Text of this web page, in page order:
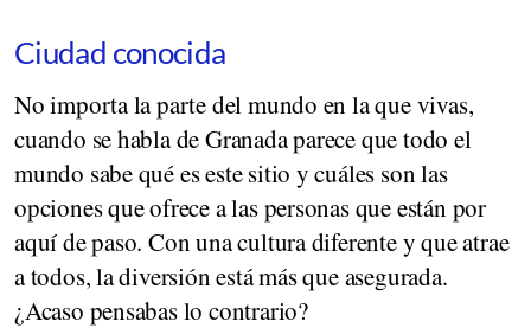
Ciudad conocida
No importa la parte del mundo en la que vivas,
cuando se habla de Granada parece que todo el
mundo sabe qué es este sitio y cuáles son las
opciones que ofrece a las personas que están por
aquí de paso. Con una cultura diferente y que atrae
a todos, la diversión está más que asegurada.
¿Acaso pensabas lo contrario?